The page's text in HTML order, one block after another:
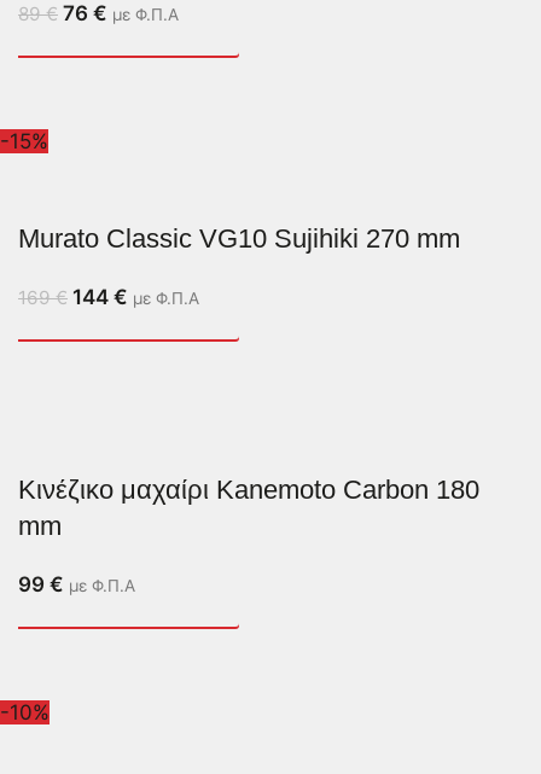
89€ 76 € με Φ.Π.Α
-15%
Murato Classic VG10 Sujihiki 270 mm
169€ 144 € με Φ.Π.Α
Κινέζικο μαχαίρι Kanemoto Carbon 180
mm
99 € με Φ.Π.Α
-10%